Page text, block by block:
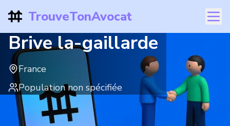
TrouveTonAvocat
Brive la-gaillarde
France
Population non spécifiée